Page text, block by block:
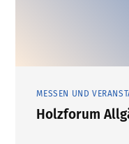
MESSEN UND
Holzforum